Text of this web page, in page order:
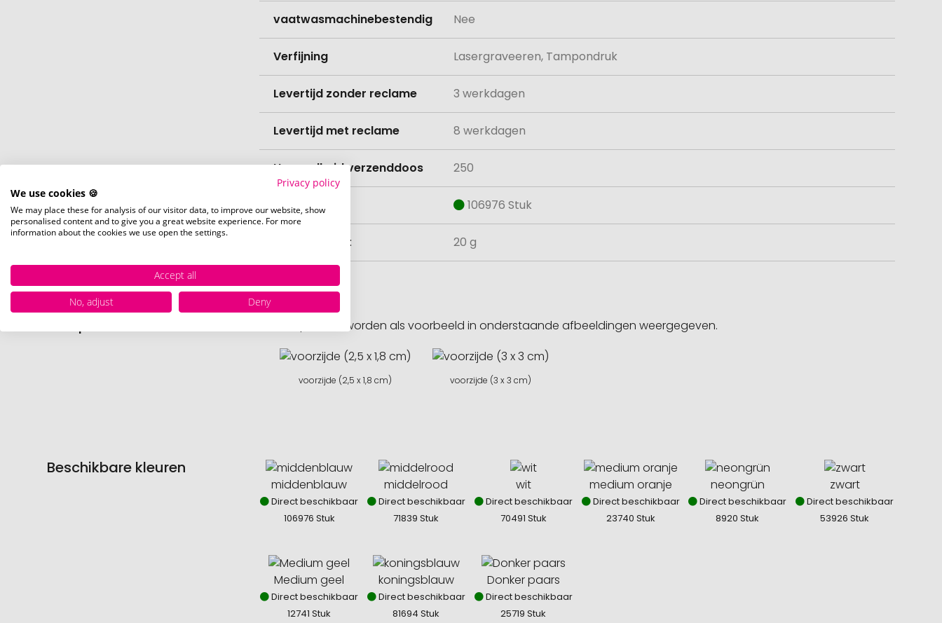
vaatwasmachinebestendig Nee
Verfijning Lasergraveeren, Tampondruk
Levertijd zonder reclame 3 werkdagen
Levertijd met reclame 8 werkdagen
Hoeveelheid verzenddoos 250
Voorraad 106976 Stuk
Nettogewicht 20 g
De drukposities worden als voorbeeld in onderstaande afbeeldingen weergegeven.
voorzijde (2,5 x 1,8 cm) voorzijde (3 x 3 cm)
Beschikbare kleuren
middenblauw
Direct beschikbaar
106976 Stuk
middelrood
Direct beschikbaar
71839 Stuk
wit
Direct beschikbaar
70491 Stuk
medium oranje
Direct beschikbaar
23740 Stuk
neongrün
Direct beschikbaar
8920 Stuk
zwart
Direct beschikbaar
53926 Stuk
Medium geel
Direct beschikbaar
12741 Stuk
koningsblauw
Direct beschikbaar
81694 Stuk
Donker paars
Direct beschikbaar
25719 Stuk
Privacy policy
We use cookies 🍪
We may place these for analysis of our visitor data, to improve our website, show
personalised content and to give you a great website experience. For more
information about the cookies we use open the settings.
Accept all
No, adjust
Deny